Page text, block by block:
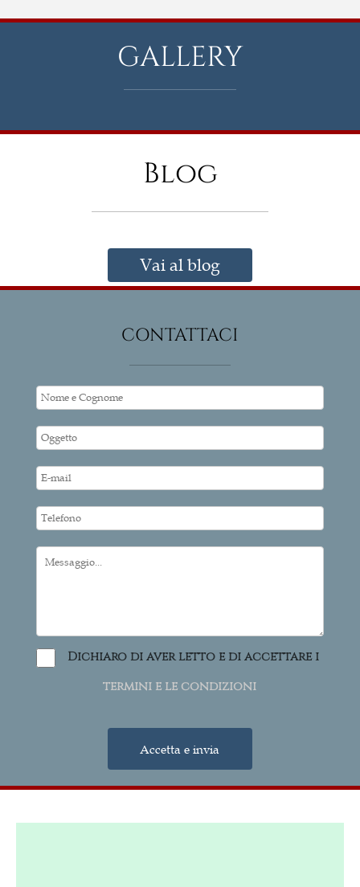
GALLERY
Blog
Vai al blog
CONTATTACI
Dichiaro di aver letto e di accettare i
termini e le condizioni
Accetta e invia